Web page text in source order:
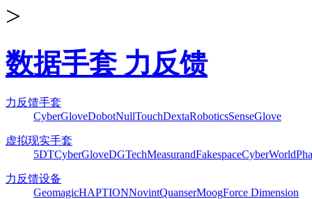
>
数据手套 力反馈
力反馈手套
CyberGloveDobotNullTouchDextaRoboticsSenseGlove
虚拟现实手套
5DTCyberGloveDGTechMeasurandFakespaceCyberWorld
力反馈设备
GeomagicHAPTIONNovintQuanserMoogForce Dimension